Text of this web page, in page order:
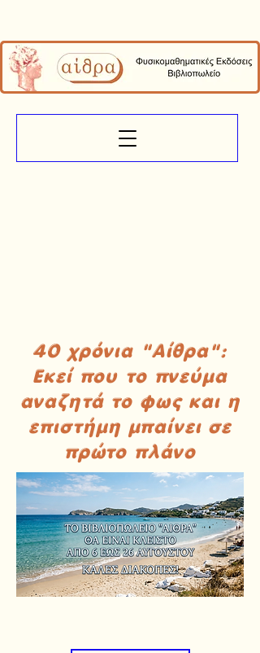
40 χρόνια "Αίθρα":
Εκεί που το πνεύμα
αναζητά το φως και η
επιστήμη μπαίνει σε
πρώτο πλάνο